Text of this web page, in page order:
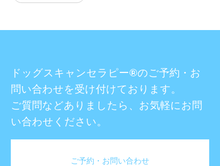
ドッグスキャンセラピー®のご予約・お
問い合わせを受け付けております。
ご質問などありましたら、お気軽にお問
い合わせください。
ご予約・お問い合わせ